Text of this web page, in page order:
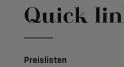
Quick
Preislisten